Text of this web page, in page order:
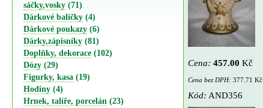
sáčky,vosky (71)
Dárkové balíčky (4)
Dárkové poukazy (6)
Dárky,zápisníky (81)
Doplňky, dekorace (102)
Dózy (29)
Figurky, kasa (19)
Hodiny (4)
Hrnek, talíře, porcelán (23)
Cena: 457.00 Kč
Cena bez DPH: 377.71 Kč
Kód: AND356